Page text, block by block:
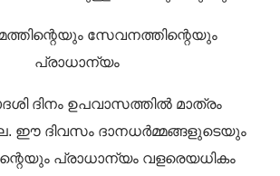
സേവനത്തിന്റെയും
പ്രാധാന്യം
ദിനം ഉപവാസത്തിൽ മാത്രം
ഈ ദിവസം ദാനധർമ്മങ്ങളുടെയും
പ്രാധാന്യം വളരെയധികം